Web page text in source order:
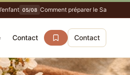
05/08 Comment préparer le Salon DIY de
Contact Contact